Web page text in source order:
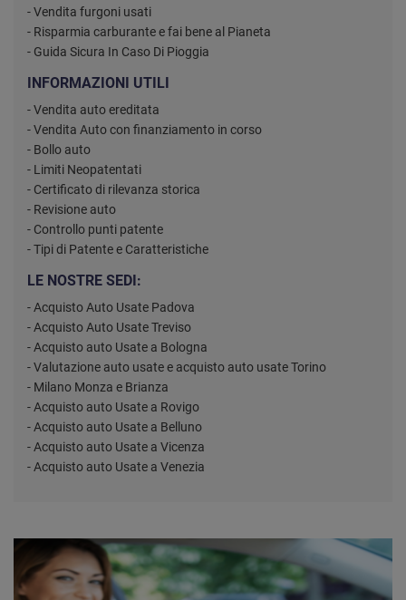
- Vendita furgoni usati
- Risparmia carburante e fai bene al Pianeta
- Guida Sicura In Caso Di Pioggia
INFORMAZIONI UTILI
- Vendita auto ereditata
- Vendita Auto con finanziamento in corso
- Bollo auto
- Limiti Neopatentati
- Certificato di rilevanza storica
- Revisione auto
- Controllo punti patente
- Tipi di Patente e Caratteristiche
LE NOSTRE SEDI:
- Acquisto Auto Usate Padova
- Acquisto Auto Usate Treviso
- Acquisto auto Usate a Bologna
- Valutazione auto usate e acquisto auto usate Torino
- Milano Monza e Brianza
- Acquisto auto Usate a Rovigo
- Acquisto auto Usate a Belluno
- Acquisto auto Usate a Vicenza
- Acquisto auto Usate a Venezia